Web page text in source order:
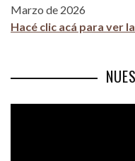
Marzo de 2026
Hacé clic acá para ver